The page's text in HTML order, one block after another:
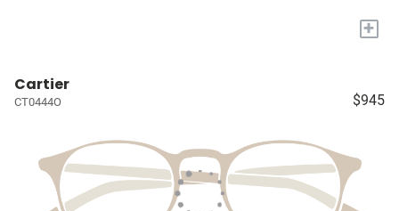
+
Cartier
CT0444O $945